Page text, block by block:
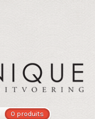
0 produits